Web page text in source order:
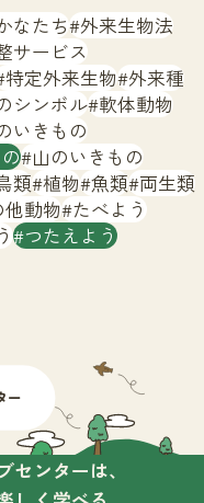
なたち 外来生物法
サービス
特定外来生物 外来種
シンボル 軟体動物
いきもの
山のいきもの
類 植物 魚類 両生類
他動物 たべよう
つたえよう
ンターは、